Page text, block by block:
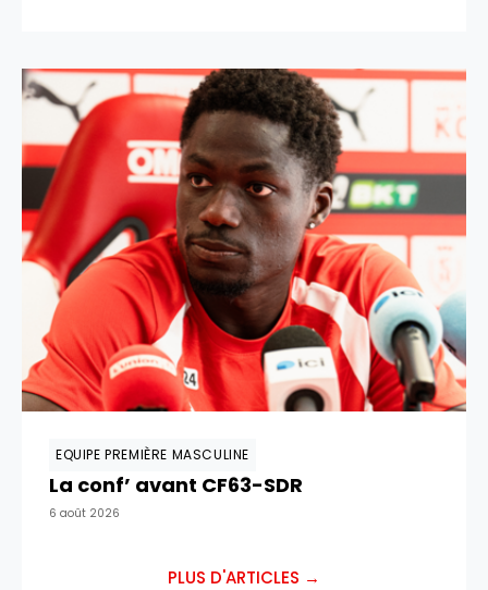
EQUIPE PREMIÈRE MASCULINE
La conf’ avant CF63-SDR
6 août 2026
PLUS D'ARTICLES →